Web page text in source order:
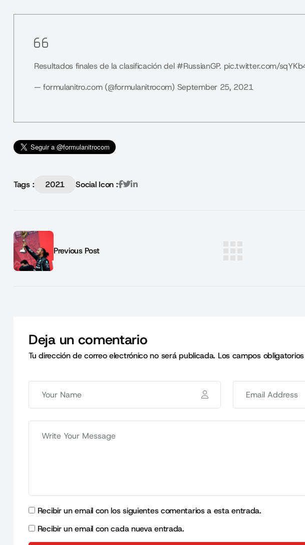
Resultados finales de la clasificación del#RussianGP. pic.twitter.com/
— formulanitro.com (@formulanitrocom) September 25, 2021
Tags : 2021 Social Icon :
Previous Post
Deja un comentario
Tu dirección de correo electrónico no será publicada. Los campos
Recibir un email con los siguientes comentarios a esta entrada.
Recibir un email con cada nueva entrada.